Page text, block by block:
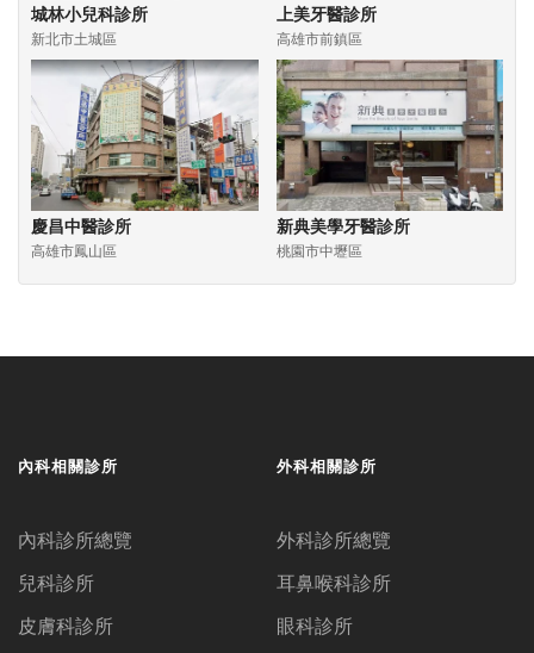
城林小兒科診所
新北市土城區
上美牙醫診所
高雄市前鎮區
慶昌中醫診所
高雄市鳳山區
新典美學牙醫診所
桃園市中壢區
內科相關診所
內科診所總覽
兒科診所
皮膚科診所
外科相關診所
外科診所總覽
耳鼻喉科診所
眼科診所